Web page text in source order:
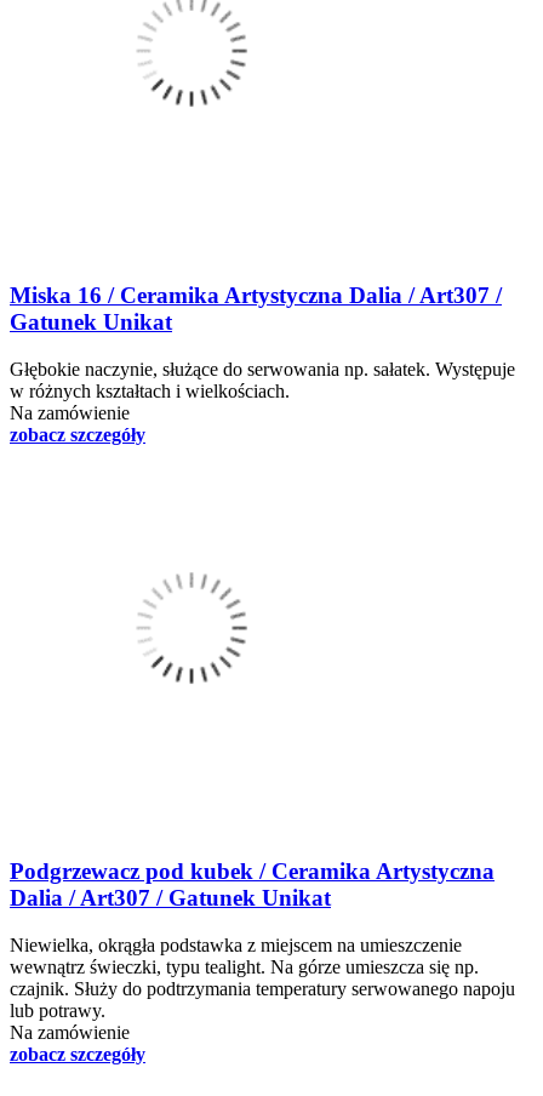
Miska 16 / Ceramika Artystyczna Dalia / Art307 /
Gatunek Unikat
Głębokie naczynie, służące do serwowania np. sałatek. Występuje
w różnych kształtach i wielkościach.
Na zamówienie
zobacz szczegóły
Podgrzewacz pod kubek / Ceramika Artystyczna
Dalia / Art307 / Gatunek Unikat
Niewielka, okrągła podstawka z miejscem na umieszczenie
wewnątrz świeczki, typu tealight. Na górze umieszcza się np.
czajnik. Służy do podtrzymania temperatury serwowanego napoju
lub potrawy.
Na zamówienie
zobacz szczegóły